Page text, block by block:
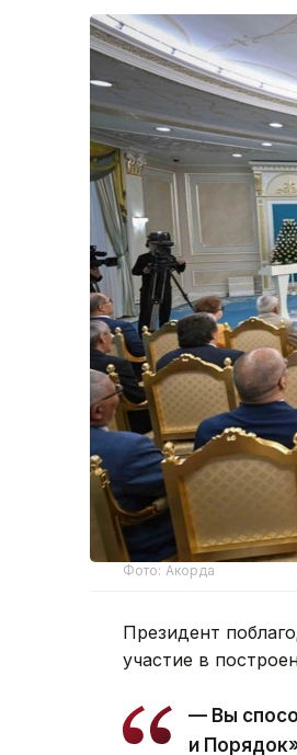
Фото: Акорда
Президент
участие в
— Вы
и